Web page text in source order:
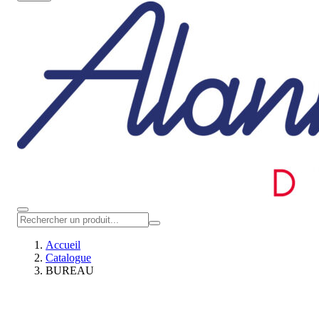
Accueil
Catalogue
BUREAU